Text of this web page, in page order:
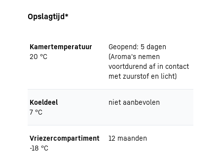
Opslagtijd*
Kamertemperatuur
20 °C
Geopend: 5 dagen
(Aroma's nemen
voortdurend af in contact
met zuurstof en licht)
Koeldeel
7 °C
niet aanbevolen
Vriezercompartiment
-18 °C
12 maanden